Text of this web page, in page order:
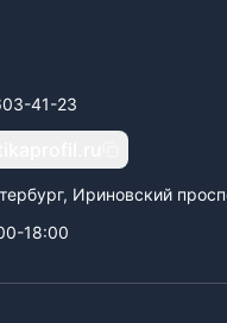
41-23
Ириновский
18:00